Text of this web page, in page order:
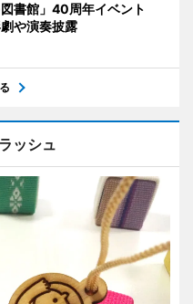
図書館」40周年イベント
や演奏披露
ッシュ